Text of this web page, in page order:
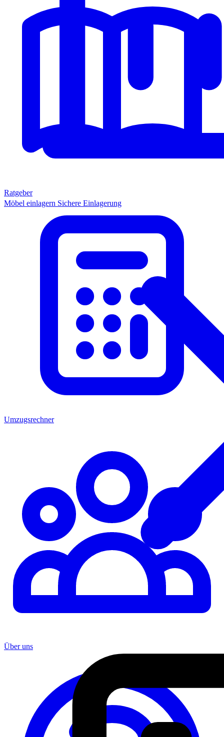
Möbel einlagern Sichere Einlagerung
Ratgeber
Umzugsrechner
Über uns